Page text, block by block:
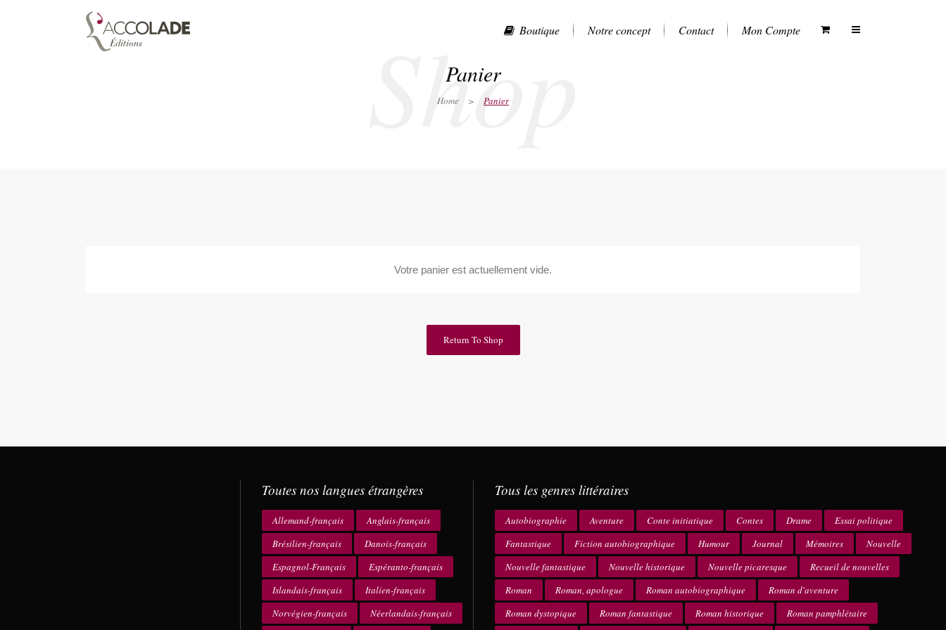
Boutique Notre concept Contact Mon Compte
Shop
Panier
Home > Panier
Votre panier est actuellement vide.
Return To Shop
Toutes nos langues étrangères
Allemand-français
Anglais-français
Brésilien-français
Danois-français
Espagnol-Français
Espéranto-français
Islandais-français
Italien-français
Norvégien-français
Néerlandais-français
Tous les genres littéraires
Autobiographie Aventure Conte initiatique Contes Drame
Essai politique
Fantastique
Fiction autobiographique Humour Journal Mémoires
Nouvelle
Nouvelle fantastique
Nouvelle historique Nouvelle picaresque
Recueil de nouvelles
Roman
Roman, apologue Roman autobiographique
Roman d'aventure
Roman dystopique
Roman fantastique Roman historique Roman pamphlétaire